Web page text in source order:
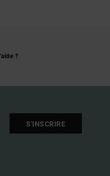
?
S'INSCRIRE